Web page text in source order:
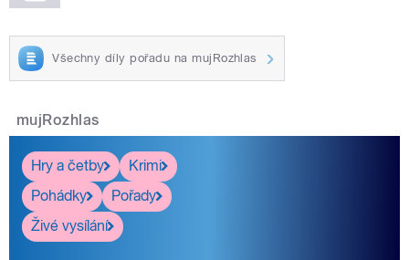
Všechny díly pořadu na mujRozhlas
mujRozhlas
Hry a četby
Krimi
Pohádky
Pořady
Živé vysílání